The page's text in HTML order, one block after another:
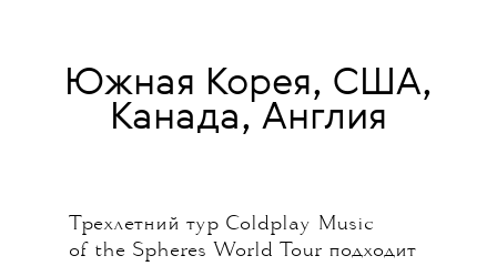
Южная Корея, США,
Канада, Англия
Трехлетний тур Coldplay Music
of the Spheres World Tour подходит